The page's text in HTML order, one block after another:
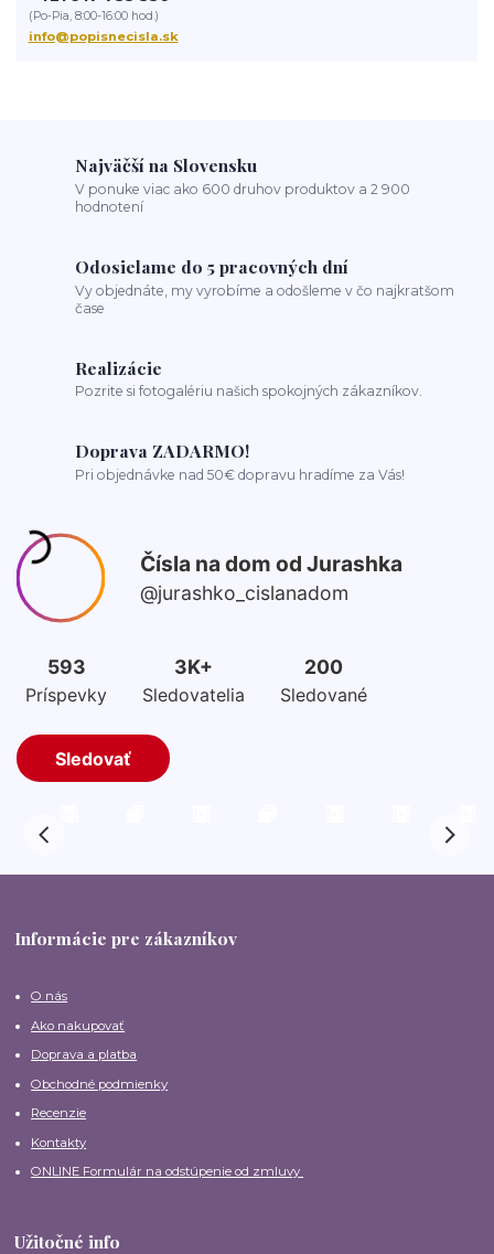
(Po-Pia, 8:00-16:00 hod.)
info@popisnecisla.sk
Najväčší na Slovensku
V ponuke viac ako 600 druhov produktov a 2 900
hodnotení
Odosielame do 5 pracovných dní
Vy objednáte, my vyrobíme a odošleme v čo najkratšom
čase
Realizácie
Pozrite si fotogalériu našich spokojných zákazníkov.
Doprava ZADARMO!
Pri objednávke nad 50€ dopravu hradíme za Vás!
Informácie pre zákazníkov
O nás
Ako nakupovať
Doprava a platba
Obchodné podmienky
Recenzie
Kontakty
ONLINE Formulár na odstúpenie od zmluvy
Užitočné info